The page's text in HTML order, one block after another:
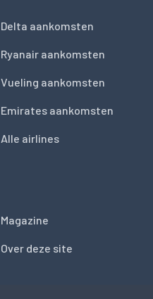
Delta aankomsten
Ryanair aankomsten
Vueling aankomsten
Emirates aankomsten
Alle airlines
Magazine
Over deze site